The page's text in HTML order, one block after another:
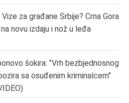
za građane Srbije? Crna Gora
novu izdaju i nož u leđa
šokira: "Vrh bezbjednosnog
sa osuđenim kriminalcem"